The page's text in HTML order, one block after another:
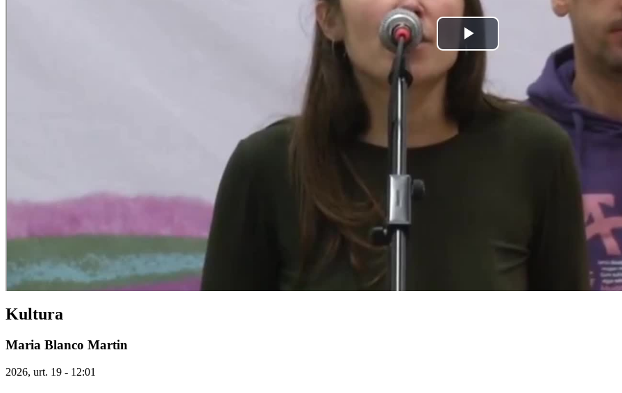
Kultura
Maria Blanco Martin
2026, urt. 19 - 12:01